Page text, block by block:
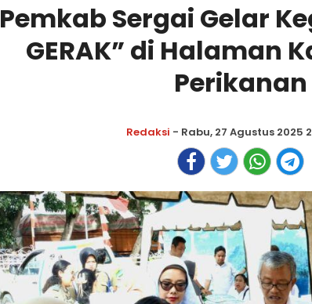
Pemkab Sergai Gelar
GERAK” di Halaman
Perikanan
Redaksi - Rabu, 27 Agustus 2025